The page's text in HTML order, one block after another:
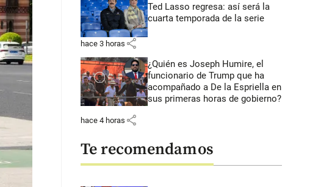
Ted Lasso regresa: así será la
cuarta temporada de la serie
hace 3 horas share
¿Quién es Joseph Humire, el
funcionario de Trump que ha
acompañado a De la Espriella en
sus primeras horas de gobierno?
hace 4 horas share
Te recomendamos